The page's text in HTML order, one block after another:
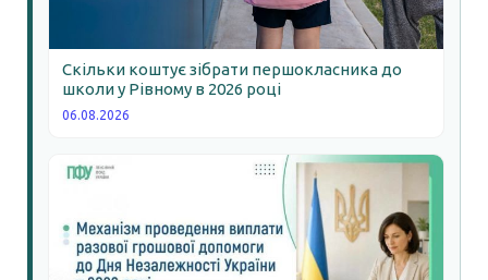
Скільки коштує зібрати першокласника до
школи у Рівному в 2026 році
06.08.2026